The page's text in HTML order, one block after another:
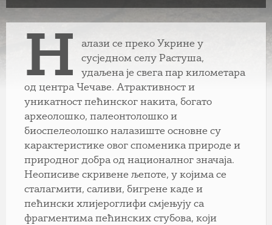
Н
алази се преко Укрине у
сусједном селу Растуша,
удаљена је свега пар километара
од центра Чечаве. Атрактивност и
уникатност пећинског накита, богато
археолошко, палеонтолошко и
биоспелеолошко налазиште основне су
карактеристике овог споменика природе и
природног добра од националног значаја.
Неописиве скривене љепоте, у којима се
сталагмити, саливи, бигрене каде и
пећински хлијероглифи смјењују са
фрагментима пећинских стубова, који